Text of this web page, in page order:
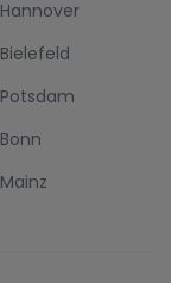
Hannover
Bielefeld
Potsdam
Bonn
Mainz